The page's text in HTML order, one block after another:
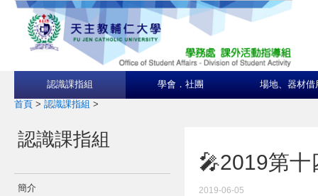
認識課指組 學會．社團 場地、器材借
首頁 > 認識課指組 >
認識課指組
簡介
🎤2019第
2019-06-05